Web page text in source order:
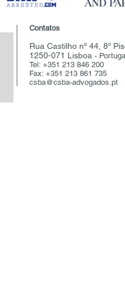
Contatos
Rua Castilho nº 44, 8º
1250-071 Lisboa -
Tel: +351 213 846 200
Fax: +351 213 861 735
csba@csba-advogados.pt